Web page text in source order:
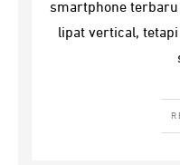
smartphone
lipat vertical,